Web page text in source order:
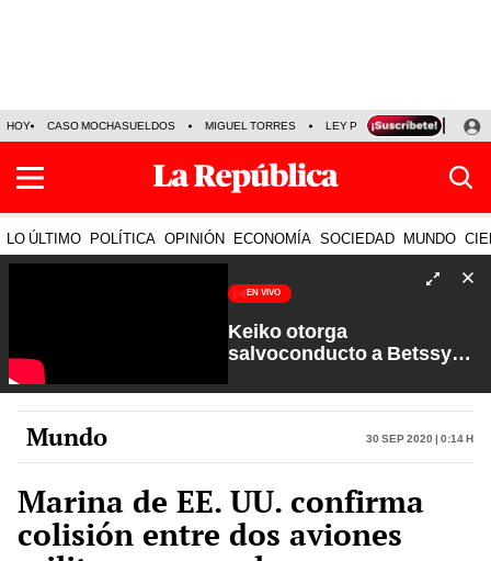
HOY CASO MOCHASUELDOS MIGUEL TORRES LEY PULPÍN PRECIO DEL
LO ÚLTIMO POLÍTICA OPINIÓN ECONOMÍA SOCIEDAD MUNDO
EN VIVO
Keiko otorga
salvoconducto a Betssy
Petroperú | Sin Guion con
Rosa María Palacios
Mundo 30 Sep 2020 | 0:14 h
Marina de EE. UU. confirma
colisión entre dos aviones